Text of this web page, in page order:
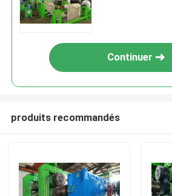
Continuer
produits recommandés